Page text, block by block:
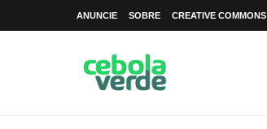
ANUNCIE SOBRE CREATIVE COMMONS